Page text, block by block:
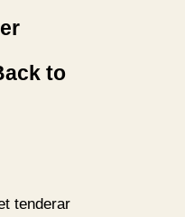
to
tenderar